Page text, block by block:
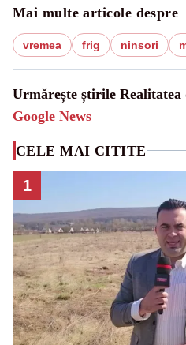
Mai multe articole despre
vremea frig ninsori
Urmărește știrile Realitatea
Google News
CELE MAI CITITE
1